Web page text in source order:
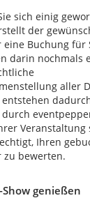
sich einig
der
eine Buchung für
darin nochmals
aller
entstehen
durch
Veranstaltung
Ihren
zu bewerten.
Show genießen